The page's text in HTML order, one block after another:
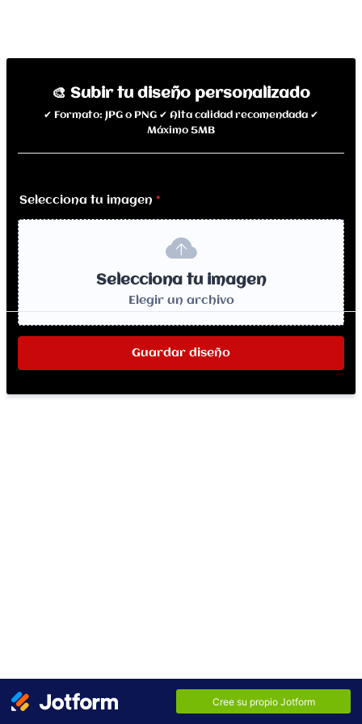
🎨 Subir tu diseño personalizado
✔ Formato: JPG o PNG ✔ Alta calidad recomendada ✔
Máximo 5MB
Selecciona tu imagen *
Selecciona tu imagen
Elegir un archivo
Guardar diseño